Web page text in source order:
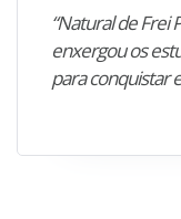
“Natural de Frei
enxergou os
para conquistar